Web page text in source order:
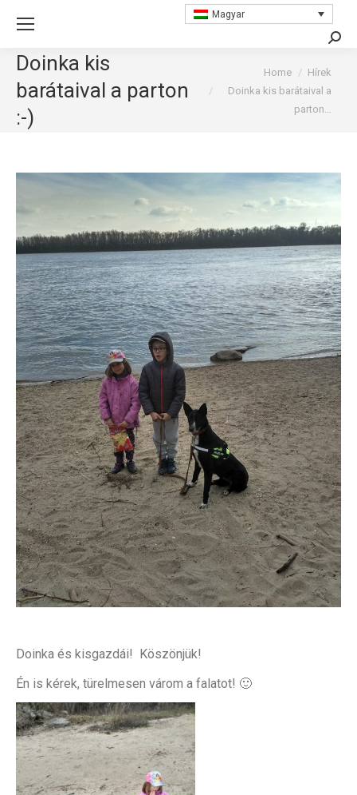
Magyar
Doinka kis
barátaival a parton
:-)
Home
Hírek
Doinka kis barátaival a
parton…
Doinka és kisgazdái! Köszönjük!
Én is kérek, türelmesen várom a falatot! 🙂